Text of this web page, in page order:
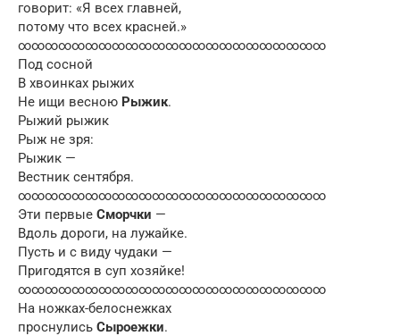
говорит: «Я всех главней,
потому что всех красней.»
∞∞∞∞∞∞∞∞∞∞∞∞∞∞∞∞∞∞∞∞∞∞∞
Под сосной
В хвоинках рыжих
Не ищи весною Рыжик.
Рыжий рыжик
Рыж не зря:
Рыжик —
Вестник сентября.
∞∞∞∞∞∞∞∞∞∞∞∞∞∞∞∞∞∞∞∞∞∞∞
Эти первые Сморчки —
Вдоль дороги, на лужайке.
Пусть и с виду чудаки —
Пригодятся в суп хозяйке!
∞∞∞∞∞∞∞∞∞∞∞∞∞∞∞∞∞∞∞∞∞∞∞
На ножках-белоснежках
проснулись Сыроежки.